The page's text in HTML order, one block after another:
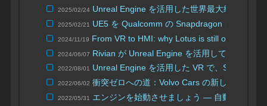
2025/02/24 Unreal Engine を活用した世界最大級の自動
2025/02/21 UE5 を Qualcomm の Snapdragon 自動車プ
2024/11/19 From VR to HMI: why Lotus is still one of
2024/06/07 Rivian が Unreal Engine を活用して、冒険心
2022/08/01 Unreal Engine を活用した VR で、SUBARU
2022/06/02 衝突ゼロへの道：Volvo Cars の新しい電気自
2022/05/31 エンジンを始動させましょう — 自動車関連